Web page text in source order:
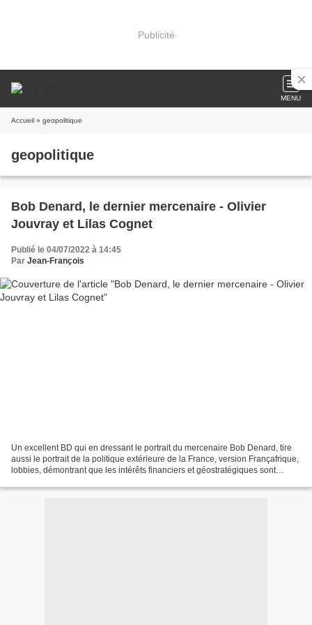
Publicité
MENU
Accueil » geopolitique
geopolitique
Bob Denard, le dernier mercenaire - Olivier
Jouvray et Lilas Cognet
Publié le 04/07/2022 à 14:45
Par Jean-François
Un excellent BD qui en dressant le portrait du mercenaire Bob Denard, tire
aussi le portrait de la politique extérieure de la France, version Françafrique,
lobbies, démontrant que les intérêts financiers et géostratégiques sont